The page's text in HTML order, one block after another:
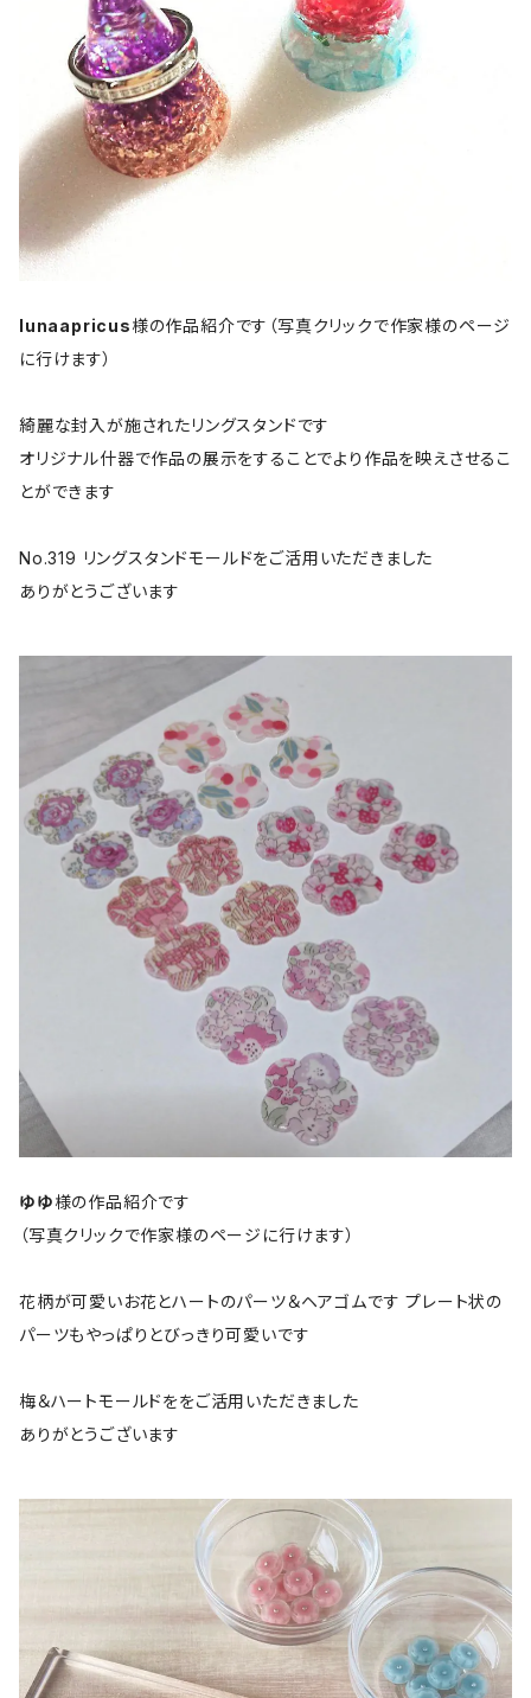
lunaapricus様の作品紹介です（写真クリックで作家様のページ
に行けます）
綺麗な封入が施されたリングスタンドです
オリジナル什器で作品の展示をすることでより作品を映えさせるこ
とができます
No.319 リングスタンドモールドをご活用いただきました
ありがとうございます
ゆゆ様の作品紹介です
（写真クリックで作家様のページに行けます）
花柄が可愛いお花とハートのパーツ＆ヘアゴムです プレート状の
パーツもやっぱりとびっきり可愛いです
梅＆ハートモールドををご活用いただきました
ありがとうございます